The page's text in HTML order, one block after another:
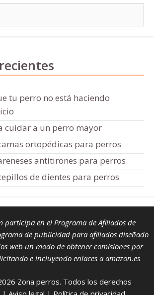
tu perro no está haciendo
cuidar a un perro mayor
ortopédicas para perros
antitirones para perros
de dientes para perros
participa en el Programa de Afiliados de
de publicidad para afiliados diseñado
web un modo de obtener comisiones por
e incluyendo enlaces a amazon.es
Zona perros. Todos los derechos